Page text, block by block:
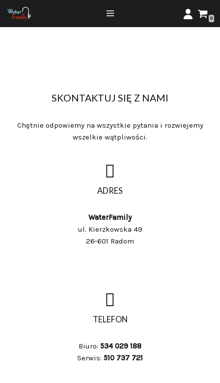
Przejdź
0
SKONTAKTUJ SIĘ Z NAMI
Chętnie odpowiemy na wszystkie pytania i rozwiejemy
wszelkie wątpliwości.
ADRES
WaterFamily
ul. Kierzkowska 49
26-601 Radom
TELEFON
Biuro: 534 029 188
Serwis: 510 737 721